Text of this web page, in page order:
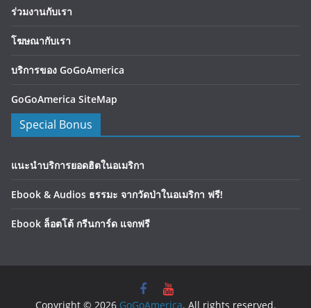
ร่วมงานกับเรา
โฆษณากับเรา
บริการของ GoGoAmerica
GoGoAmerica SiteMap
Special Bonus
แนะนำบริการยอดฮิตในอเมริกา
Ebook & Audios ธรรมะ จากวัดป่าในอเมริกา ฟรี!
Ebook ล็อตโต้ กรีนการ์ด แจกฟรี
Copyright © 2026 GoGoAmerica. All rights reserved.